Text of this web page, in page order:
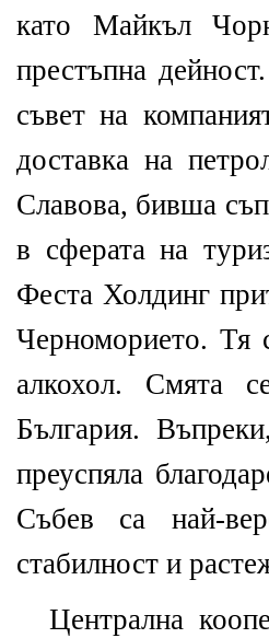
като Майкъл
престъпна
съвет на
доставка на
Славова, бивша
в сферата на
Феста Холдинг
Черноморието. Тя
алкохол. Смята
България.
преуспяла
Събев са най-
стабилност и
Централна